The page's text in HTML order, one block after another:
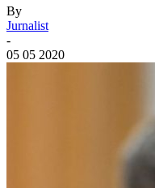
By
Jurnalist
-
05 05 2020